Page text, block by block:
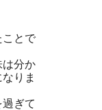
とで
分か
りま
ぎて